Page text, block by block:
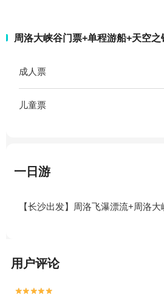
周洛大峡谷门票+单程游船+天空
成人票
儿童票
一日游
【长沙出发】周洛飞瀑漂流+周洛
用户评论

